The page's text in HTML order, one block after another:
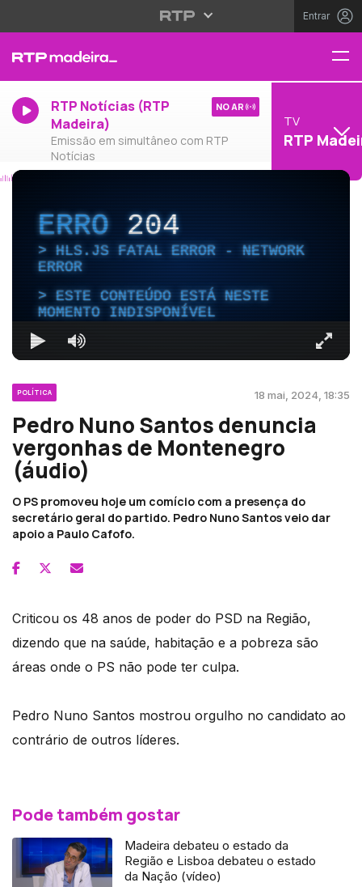
Entrar
RTP Notícias (RTP
Madeira)
Emissão em simultâneo com RTP
Notícias
NO AR
TV
RTP
ERRO204
HLS.JS FATAL ERROR - NETWORK
ERROR
ESTE CONTEÚDO ESTÁ NESTE
MOMENTO INDISPONÍVEL
POLÍTICA 18 mai, 2024, 18:35
Pedro Nuno Santos denuncia
vergonhas de Montenegro
(áudio)
O PS promoveu hoje um comício com a presença do
secretário geral do partido. Pedro Nuno Santos veio dar
apoio a Paulo Cafofo.
Criticou os 48 anos de poder do PSD na Região,
dizendo que na saúde, habitação e a pobreza são
áreas onde o PS não pode ter culpa.
Pedro Nuno Santos mostrou orgulho no candidato ao
contrário de outros líderes.
Pode também gostar
Madeira debateu o estado da
Região e Lisboa debateu o estado
da Nação (vídeo)